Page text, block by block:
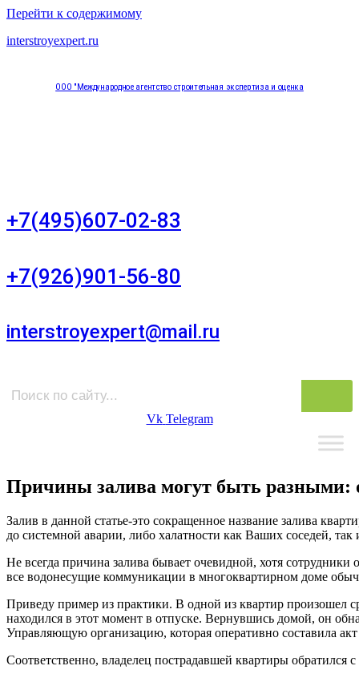
Перейти к содержимому
interstroyexpert.ru
ООО "Международное агентство строительная экспертиза и оценка
+7(495)607-02-83
+7(926)901-56-80
interstroyexpert@mail.ru
Vk Telegram
Причины залива могут быть разными:
Залив в данной статье-это сокращенное название залива
до системной аварии, либо халатности как Ваших соседей,
Не всегда причина залива бывает очевидной, хотя
все водонесущие коммуникации в многоквартирном доме
Приведу пример из практики. В одной из квартир произошел
находился в этот момент в отпуске. Вернувшись домой, он
Управляющую организацию, которая оперативно составила
Соответственно, владелец пострадавшей квартиры